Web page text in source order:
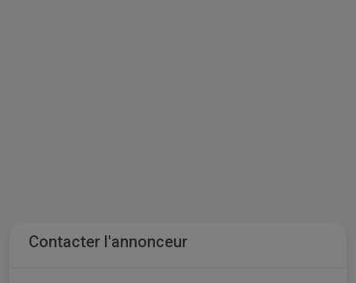
Contacter l'annonceur